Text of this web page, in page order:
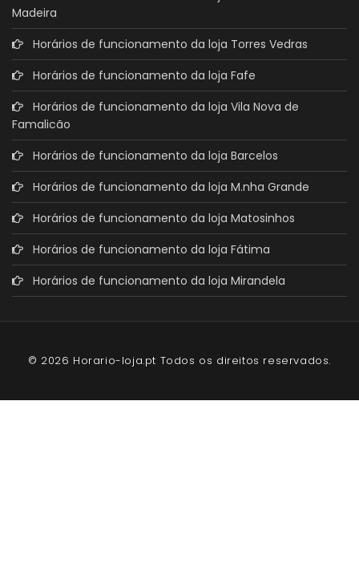
Madeira
Horários de funcionamento da loja Torres Vedras
Horários de funcionamento da loja Fafe
Horários de funcionamento da loja Vila Nova de
Famalicão
Horários de funcionamento da loja Barcelos
Horários de funcionamento da loja M.nha Grande
Horários de funcionamento da loja Matosinhos
Horários de funcionamento da loja Fátima
Horários de funcionamento da loja Mirandela
© 2026 Horario-loja.pt Todos os direitos reservados.